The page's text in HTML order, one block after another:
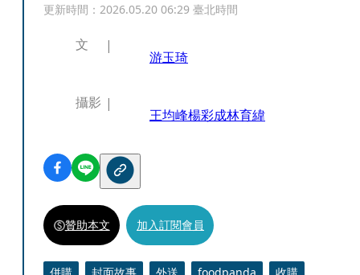
更新時間： 2026.05.20 06:29 臺北時間
文
游玉琦
攝影
王均峰楊彩成林育緯
贊助本文 加入訂閱會員